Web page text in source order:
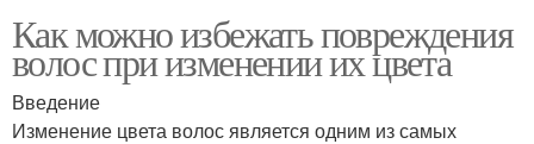
Как можно избежать повреждения
волос при изменении их цвета
Введение
Изменение цвета волос является одним из самых